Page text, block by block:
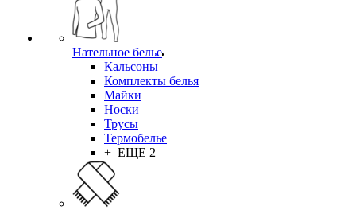
Нательное белье
Кальсоны
Комплекты белья
Майки
Носки
Трусы
Термобелье
+ ЕЩЕ 2